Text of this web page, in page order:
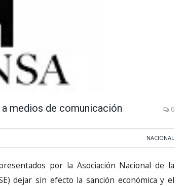
medios de comunicación 0
NACIONAL
por la Asociación Nacional de la
dejar sin efecto la sanción económica y el